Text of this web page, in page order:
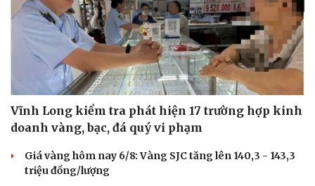
Vĩnh Long kiểm tra phát hiện 17 trường hợp kinh
doanh vàng, bạc, đá quý vi phạm
Giá vàng hôm nay 6/8: Vàng SJC tăng lên 140,3 - 143,3
triệu đồng/lượng